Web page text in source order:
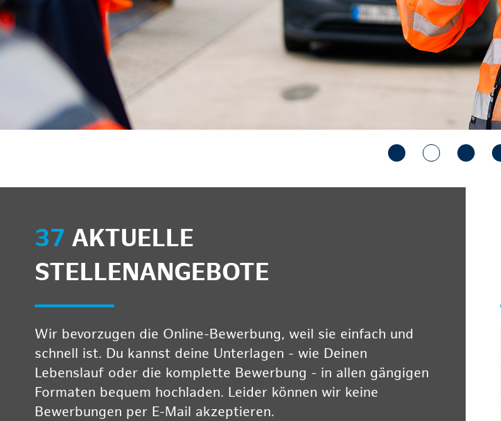
anzeigen/schließen
37 AKTUELLE
STELLENANGEBOTE
Wir bevorzugen die Online-Bewerbung, weil sie einfach und
schnell ist. Du kannst deine Unterlagen - wie Deinen
Lebenslauf oder die komplette Bewerbung - in allen gängigen
Formaten bequem hochladen. Leider können wir keine
Bewerbungen per E-Mail akzeptieren.